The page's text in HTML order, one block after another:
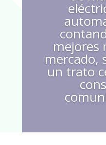
mejores
mercado,
un trato